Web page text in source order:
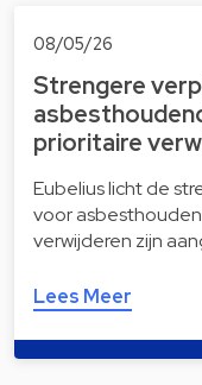
08/05/26
Strengere
prioritaire
Eubelius licht de
voor
verwijderen zijn
Lees Meer